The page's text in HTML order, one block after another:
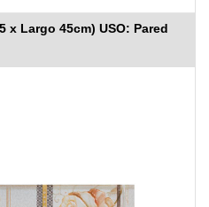
x Largo 45cm) USO: Pared